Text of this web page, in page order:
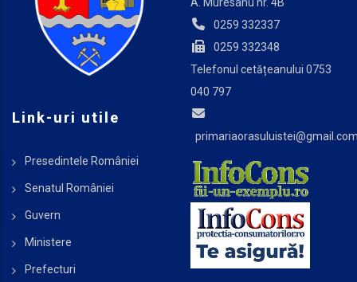
0259 332337
0259 332348
Telefonul cetățeanului 0753
040 797
Link-uri utile
Presedintele României
Senatul României
Guvern
Ministere
Prefecturi